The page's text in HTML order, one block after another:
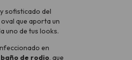
sofisticado del
que aporta un
uno de tus looks.
en
baño de rodio, que